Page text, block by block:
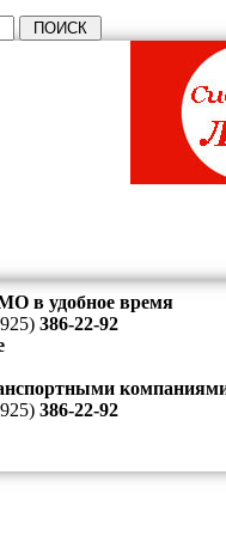
МО в удобное время
386-22-92
386-22-92